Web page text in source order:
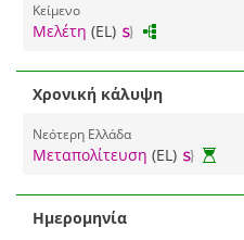
Κείμενο
Μελέτη (EL)
Χρονική κάλυψη
Νεότερη Ελλάδα
Μεταπολίτευση (EL)
Ημερομηνία